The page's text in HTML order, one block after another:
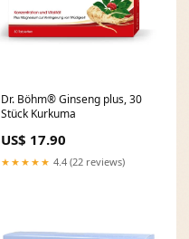
Dr. Böhm® Ginseng plus, 30
Stück Kurkuma
US$ 17.90
★★★★★ 4.4 (22 reviews)